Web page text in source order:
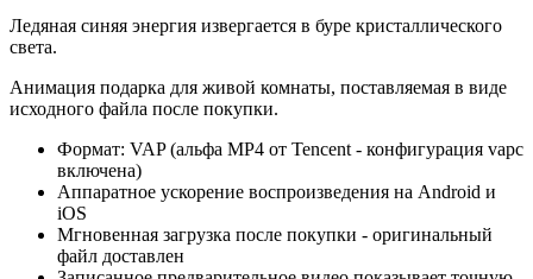
Ледяная синяя энергия извергается в буре кристаллического
света.
Анимация подарка для живой комнаты, поставляемая в виде
исходного файла после покупки.
Формат: VAP (альфа MP4 от Tencent - конфигурация vapc
включена)
Аппаратное ускорение воспроизведения на Android и
iOS
Мгновенная загрузка после покупки - оригинальный
файл доставлен